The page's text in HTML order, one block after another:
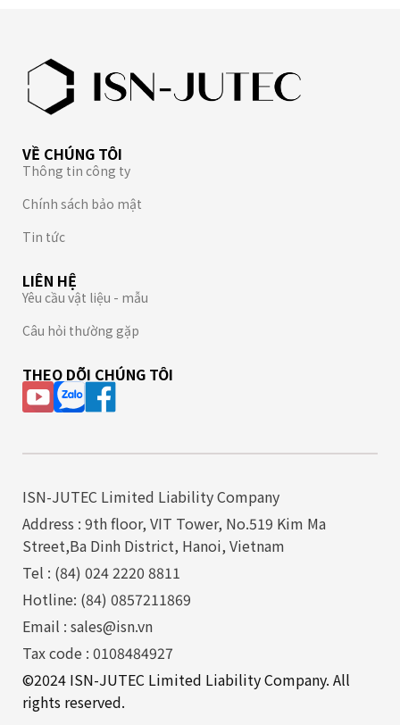
VỀ CHÚNG TÔI
Thông tin công ty
Chính sách bảo mật
Tin tức
LIÊN HỆ
Yêu cầu vật liệu - mẫu
Câu hỏi thường gặp
THEO DÕI CHÚNG TÔI
ISN-JUTEC Limited Liability Company
Address : 9th floor, VIT Tower, No.519 Kim Ma
Street,Ba Dinh District, Hanoi, Vietnam
Tel : (84) 024 2220 8811
Hotline: (84) 0857211869
Email : sales@isn.vn
Tax code : 0108484927
©2024 ISN-JUTEC Limited Liability Company. All
rights reserved.